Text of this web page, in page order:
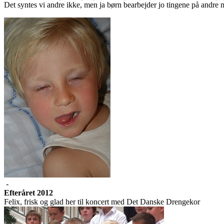
Det syntes vi andre ikke, men ja børn bearbejder jo tingene på andre
-
Efteråret 2012
Felix, frisk og glad her til koncert med Det Danske Drengekor